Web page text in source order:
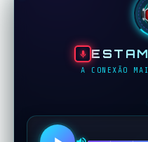
A CONEXÃO